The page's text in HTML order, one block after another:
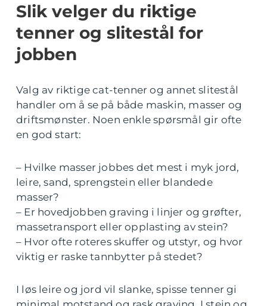
Slik velger du riktige
tenner og slitestål for
jobben
Valg av riktige cat-tenner og annet slitestål
handler om å se på både maskin, masser og
driftsmønster. Noen enkle spørsmål gir ofte
en god start:
– Hvilke masser jobbes det mest i myk jord,
leire, sand, sprengstein eller blandede
masser?
– Er hovedjobben graving i linjer og grøfter,
massetransport eller opplasting av stein?
– Hvor ofte roteres skuffer og utstyr, og hvor
viktig er raske tannbytter på stedet?
I løs leire og jord vil slanke, spisse tenner gi